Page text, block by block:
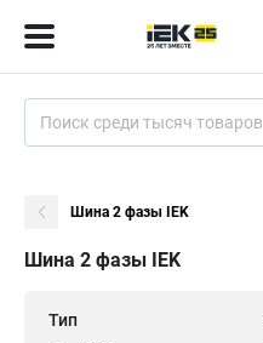
Шина 2 фазы IEK
Шина 2 фазы IEK
Тип